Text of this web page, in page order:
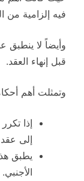
فيه إلزامية من
وأيضاً لا ينطبق
قبل إنهاء العقد.
وتمثلت أهم
إلى
يطبق
الأجنبي.